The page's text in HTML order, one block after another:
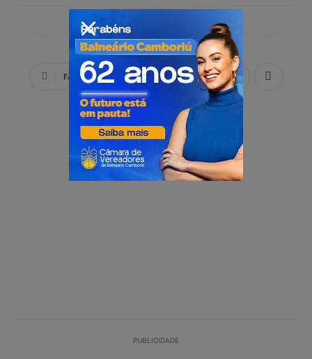
Facebook X WhatsApp
PUBLICIDADE
PUBLICIDADE